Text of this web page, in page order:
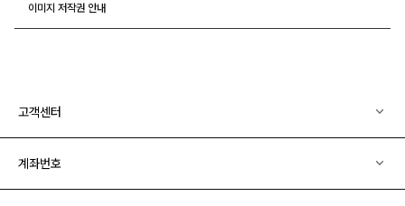
이미지 저작권 안내
고객센터
계좌번호